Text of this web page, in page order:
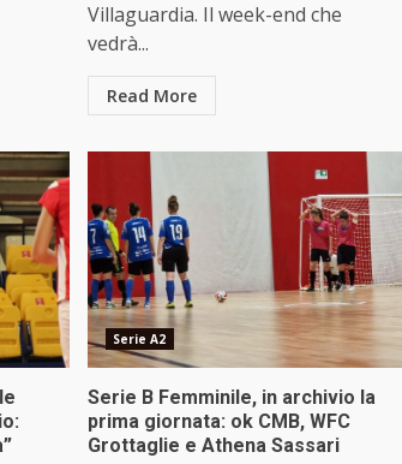
Villaguardia. Il week-end che
vedrà...
Read More
Serie A2
Serie B Femminile, in archivio la
prima giornata: ok CMB, WFC
Grottaglie e Athena Sassari